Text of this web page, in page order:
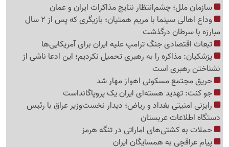
سازمان ملل؛ چشم‌انتظار نتایج مذاکرات ایران و عمان
وداع اهالی سینما با مریم همتیان؛ بازیگری که پس از 2 سال
مبارزه با سرطان درگذشت
تبعات اقتصادی جنگ ترامپ علیه ایران برای آمریکایی‌ها
پزشکیان: مذاکره را به رهبری تحمیل نکردیم؛ این ادعا ناشی از
نشناختن رهبری است
حریق مجتمع مسکونی اهواز مهار شد
جو کنت: تهدید هسته‌ای ایران یک پروپاگانداست
رایزنی امنیتی بغداد و ریاض؛ دیدار نخست‌وزیر عراق با رئیس
دستگاه اطلاعات عربستان
حملات به کشتی‌های اماراتی در تنگه هرمز
پیام عراقچی به همسایگان ایران